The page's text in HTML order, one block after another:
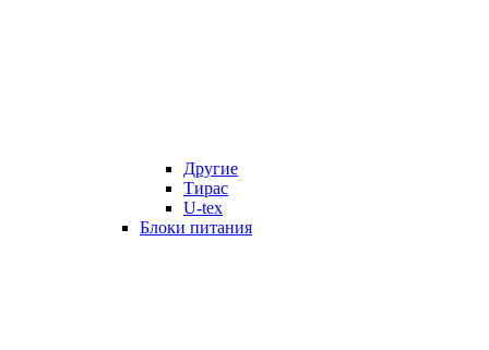
Другие
Тирас
U-tex
Блоки питания